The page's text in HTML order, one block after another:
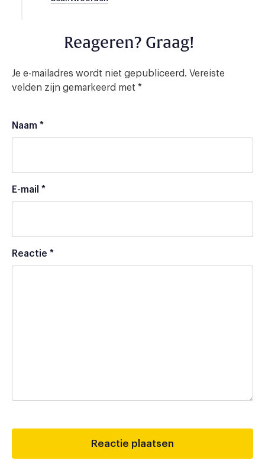
Reageren? Graag!
Je e-mailadres wordt niet gepubliceerd. Vereiste
velden zijn gemarkeerd met *
Naam *
E-mail *
Reactie *